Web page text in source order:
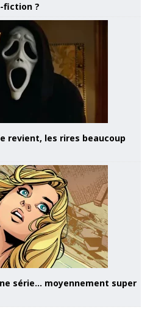
fiction ?
revient, les rires beaucoup
série… moyennement super